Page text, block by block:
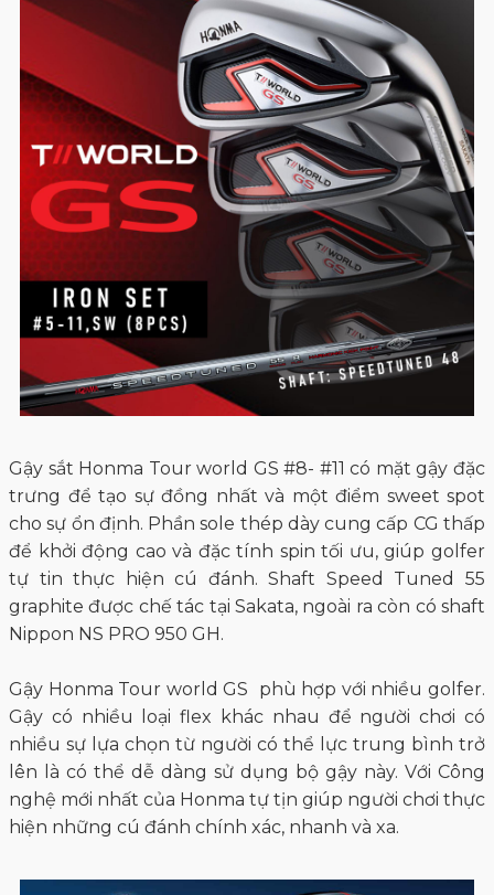
Gậy sắt Honma Tour world GS #8- #11 có mặt gậy đặc
trưng để tạo sự đồng nhất và một điểm sweet spot
cho sự ổn định. Phần sole thép dày cung cấp CG thấp
để khởi động cao và đặc tính spin tối ưu, giúp golfer
tự tin thực hiện cú đánh. Shaft Speed Tuned 55
graphite được chế tác tại Sakata, ngoài ra còn có shaft
Nippon NS PRO 950 GH.
Gậy Honma Tour world GS phù hợp với nhiều golfer.
Gậy có nhiều loại flex khác nhau để người chơi có
nhiều sự lựa chọn từ người có thể lực trung bình trở
lên là có thể dễ dàng sử dụng bộ gậy này. Với Công
nghệ mới nhất của Honma tự tịn giúp người chơi thực
hiện những cú đánh chính xác, nhanh và xa.